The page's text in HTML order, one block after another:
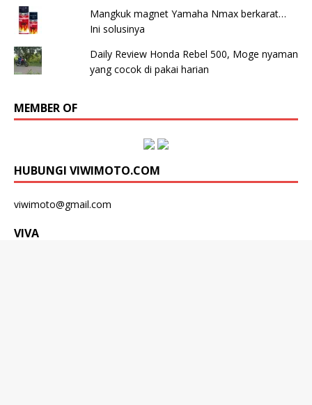
Mangkuk magnet Yamaha Nmax berkarat…
Ini solusinya
Daily Review Honda Rebel 500, Moge nyaman
yang cocok di pakai harian
MEMBER OF
HUBUNGI VIWIMOTO.COM
viwimoto@gmail.com
VIVA